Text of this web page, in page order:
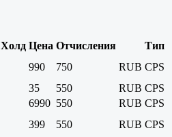
Холд Цена Отчисления
Тип
990 750 RUB CPS
35 550 RUB CPS
6990 550 RUB CPS
399 550 RUB CPS